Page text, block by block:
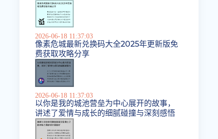
2026-06-18 11:37:03
像素危城最新兑换码大全2025年更新版免
费获取攻略分享
2026-06-18 11:37:03
以你是我的城池营垒为中心展开的故事，
讲述了爱情与成长的细腻碰撞与深刻感悟